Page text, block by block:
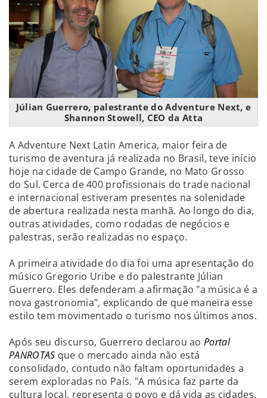
Júlian Guerrero, palestrante do Adventure Next, e
Shannon Stowell, CEO da Atta
A Adventure Next Latin America, maior feira de
turismo de aventura já realizada no Brasil, teve início
hoje na cidade de Campo Grande, no Mato Grosso
do Sul. Cerca de 400 profissionais do trade nacional
e internacional estiveram presentes na solenidade
de abertura realizada nesta manhã. Ao longo do dia,
outras atividades, como rodadas de negócios e
palestras, serão realizadas no espaço.
A primeira atividade do dia foi uma apresentação do
músico Gregorio Uribe e do palestrante Júlian
Guerrero. Eles defenderam a afirmação "a música é a
nova gastronomia", explicando de que maneira esse
estilo tem movimentado o turismo nos últimos anos.
Após seu discurso, Guerrero declarou ao Portal
PANROTAS que o mercado ainda não está
consolidado, contudo não faltam oportunidades a
serem exploradas no País. "A música faz parte da
cultura local, representa o povo e dá vida as cidades.